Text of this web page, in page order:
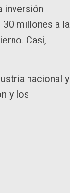
inversión
30 millones a la
Casi,
nacional y
y los